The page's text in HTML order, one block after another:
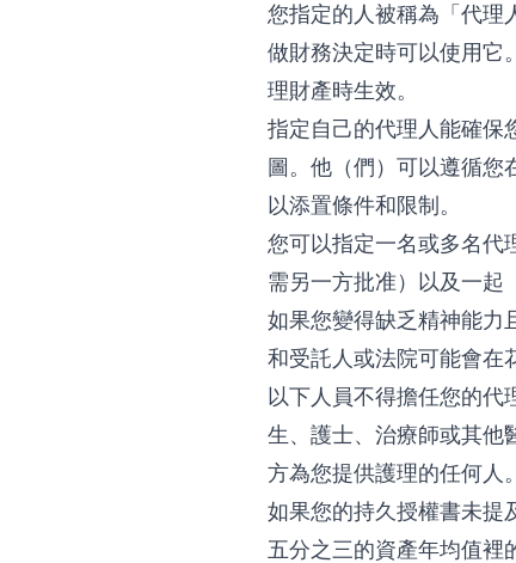
您指定的人被稱為「代理
做財務決定時可以使用它
理財產時生效。
指定自己的代理人能確保
圖。他（們）可以遵循您
以添置條件和限制。
您可以指定一名或多名代
需另一方批准）以及一起
如果您變得缺乏精神能力
和受託人或法院可能會在
以下人員不得擔任您的代
生、護士、治療師或其他
方為您提供護理的任何人。
如果您的持久授權書未提
五分之三的資產年均值裡